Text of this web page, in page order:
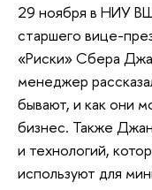
29 ноября в НИУ
старшего вице-
«Риски» Сбера
менеджер
бывают, и как они
бизнес. Также
и технологий,
используют для